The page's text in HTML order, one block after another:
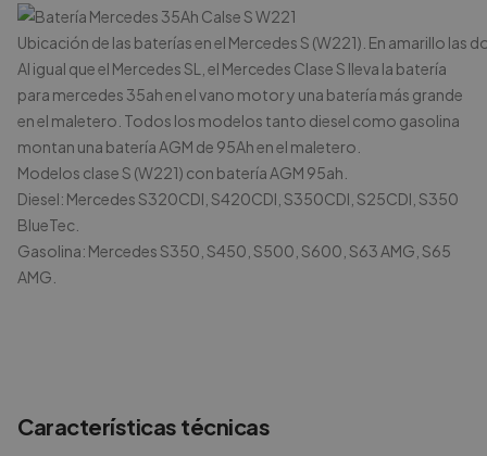
Ubicación de las baterías en el Mercedes S (W221). En amarillo las
Al igual que el Mercedes SL, el Mercedes Clase S lleva la batería
para mercedes 35ah en el vano motor y una batería más grande
en el maletero. Todos los modelos tanto diesel como gasolina
montan una batería AGM de 95Ahen el maletero.
Modelos clase S (W221) con batería AGM 95ah.
Diesel: Mercedes S320CDI, S420CDI, S350CDI, S25CDI, S350
BlueTec.
Gasolina: Mercedes S350, S450, S500, S600, S63 AMG, S65
AMG.
Características técnicas